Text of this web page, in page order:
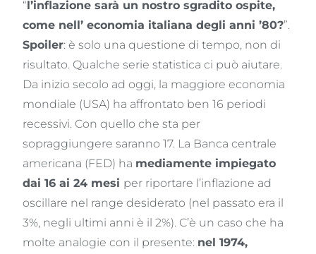
“l’inflazione sarà un nostro sgradito ospite,
come nell’ economia italiana degli anni ’80?”.
Spoiler: è solo una questione di tempo, non di
risultato. Qualche serie statistica ci può aiutare.
Da inizio secolo ad oggi, la maggiore economia
mondiale (USA) ha affrontato ben 16 periodi
recessivi. Con quello che sta per
sopraggiungere saranno 17. La Banca centrale
americana (FED) ha mediamente impiegato
dai 16 ai 24 mesi per riportare l’inflazione ad
oscillare nel range desiderato (nel passato era il
3%, negli ultimi anni è il 2%). C’è un caso che ha
molte analogie con il presente: nel 1974,